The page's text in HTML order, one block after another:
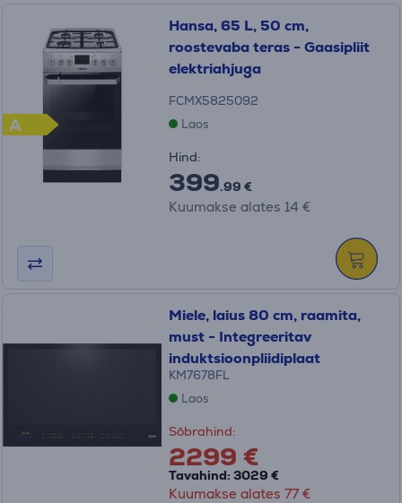
A
Hansa, 65 L, 50 cm,
roostevaba teras - Gaasipliit
elektriahjuga
FCMX5825092
Laos
Hind:
399.99 €
Kuumakse alates 14 €
Miele, laius 80 cm, raamita,
must - Integreeritav
induktsioonpliidiplaat
KM7678FL
Laos
Sõbrahind:
2299 €
Tavahind: 3029 €
Kuumakse alates 77 €